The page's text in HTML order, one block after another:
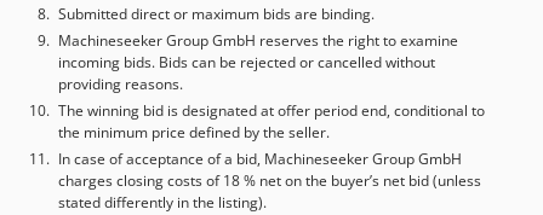
Submitted direct or maximum bids are binding.
Machineseeker Group GmbH reserves the right to examine
incoming bids. Bids can be rejected or cancelled without
providing reasons.
The winning bid is designated at offer period end, conditional to
the minimum price defined by the seller.
In case of acceptance of a bid, Machineseeker Group GmbH
charges closing costs of 18 % net on the buyer’s net bid (unless
stated differently in the listing).